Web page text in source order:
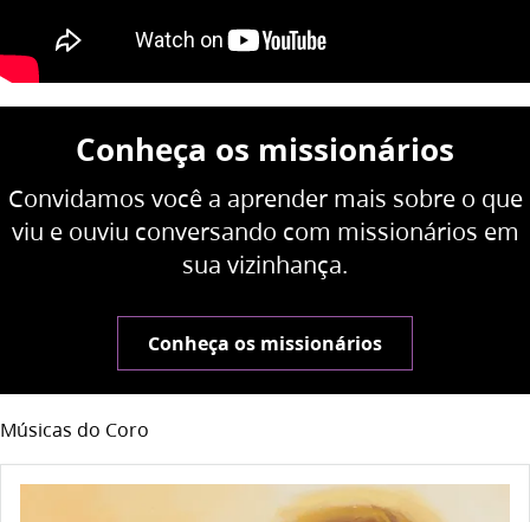
Conheça os missionários
Convidamos você a aprender mais sobre o que
viu e ouviu conversando com missionários em
sua vizinhança.
Conheça os missionários
Músicas do Coro